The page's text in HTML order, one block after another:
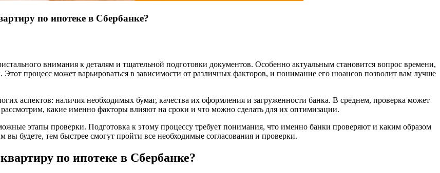
по ипотеке в Сбербанке?
внимания к деталям и тщательной подготовки документов. Особенно актуальным становится вопрос времени,
процесс может варьироваться в зависимости от различных факторов, и понимание его нюансов позволит вам лучше
аспектов: наличия необходимых бумаг, качества их оформления и загруженности банка. В среднем, проверка может
какие именно факторы влияют на сроки и что можно сделать для их оптимизации.
этапы проверки. Подготовка к этому процессу требует понимания, что именно банки проверяют и каким образом
будете, тем быстрее смогут пройти все необходимые согласования и проверки.
по ипотеке в Сбербанке?